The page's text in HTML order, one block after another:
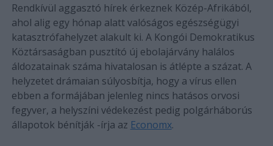
Rendkívül aggasztó hírek érkeznek Közép-Afrikából,
ahol alig egy hónap alatt valóságos egészségügyi
katasztrófahelyzet alakult ki. A Kongói Demokratikus
Köztársaságban pusztító új ebolajárvány halálos
áldozatainak száma hivatalosan is átlépte a százat. A
helyzetet drámaian súlyosbítja, hogy a vírus ellen
ebben a formájában jelenleg nincs hatásos orvosi
fegyver, a helyszíni védekezést pedig polgárháborús
állapotok bénítják -írja az Economx.